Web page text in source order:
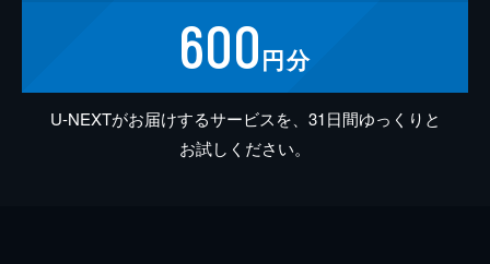
600円分
U-NEXTがお届けするサービスを、31日間ゆっくりと
お試しください。